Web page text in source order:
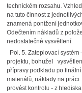
technickém rozsahu.
na tuto činnost z
znamená ponížení
Odečtením nákladů z
nedostatečné vysvětlení.
Pol. 5. Zateplovací
projektu, bohužel
přípravy podkladu po
materiálů, náklady na
provést kontrolu - z